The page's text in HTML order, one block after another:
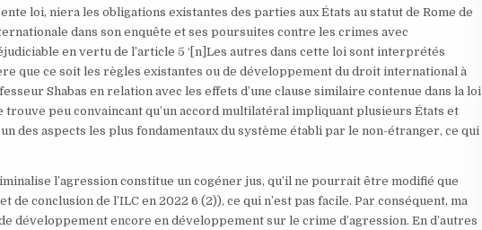
loi, niera les obligations existantes des parties aux États au statut de Rome de
dans son enquête et ses poursuites contre les crimes avec
en vertu de l’article 5 ‘[n]Les autres dans cette loi sont interprétés
que ce soit les règles existantes ou de développement du droit international à
Shabas en relation avec les effets d’une clause similaire contenue dans la loi
trouve peu convaincant qu’un accord multilatéral impliquant plusieurs États et
des aspects les plus fondamentaux du système établi par le non-étranger, ce qui
l’agression constitue un cogéner jus, qu’il ne pourrait être modifié que
conclusion de l’ILC en 2022 6 (2)), ce qui n’est pas facile. Par conséquent, ma
encore en développement sur le crime d’agression. En d’autres